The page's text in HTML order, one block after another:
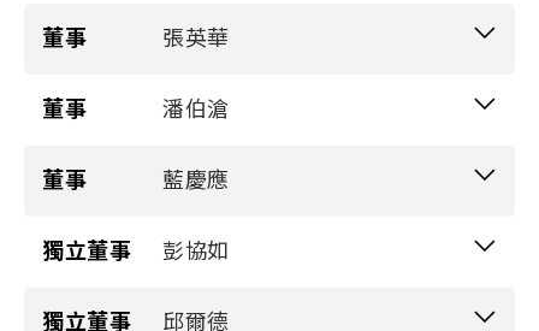
Gender 男
Education and Experience
eGtran Corp.董事長
人
董事 張英華
Gender 女
Education and Experience
光聖科技(寧波)有限公司董事兼執行副總
董事 潘伯滄
Gender 男
Education and Experience
董事 藍慶應
Gender 男
Education and Experience
獨立董事 彭協如
Gender 男
獨立董事 邱爾德